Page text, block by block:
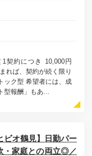
契約につき 10,000円
れば、契約が続く限り
ック型 希望者には、成
型報酬」もあ...
ビオ鶴見】日勤パー
・家庭との両立◎／